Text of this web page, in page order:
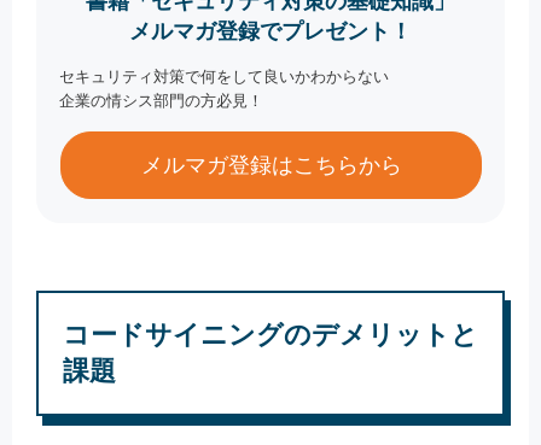
メルマガ登録でプレゼント！
セキュリティ対策で何をして良いかわからない
企業の情シス部門の方必見！
メルマガ登録はこちらから
コードサイニングのデメリットと
課題